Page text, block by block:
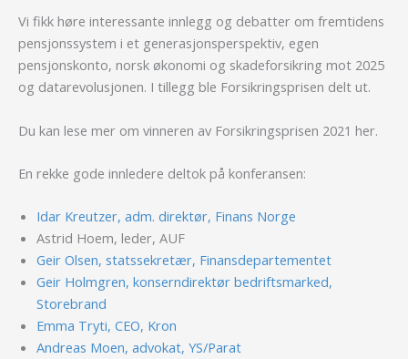
Vi fikk høre interessante innlegg og debatter om fremtidens
pensjonssystem i et generasjonsperspektiv, egen
pensjonskonto, norsk økonomi og skadeforsikring mot 2025
og datarevolusjonen. I tillegg ble Forsikringsprisen delt ut.
Du kan lese mer om vinneren av Forsikringsprisen 2021 her.
En rekke gode innledere deltok på konferansen:
Idar Kreutzer, adm. direktør, Finans Norge
Astrid Hoem, leder, AUF
Geir Olsen, statssekretær, Finansdepartementet
Geir Holmgren, konserndirektør bedriftsmarked,
Storebrand
Emma Tryti, CEO, Kron
Andreas Moen, advokat, YS/Parat